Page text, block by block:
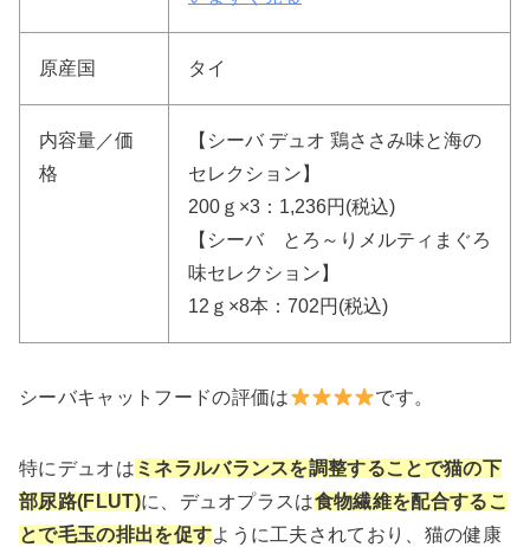
原産国 タイ
内容量／価
格
【シーバ デュオ 鶏ささみ味と海の
セレクション】
200ｇ×3：1,236円(税込)
【シーバ とろ～りメルティまぐろ
味セレクション】
12ｇ×8本：702円(税込)
シーバキャットフードの評価は です。
特にデュオは ミネラルバランスを調整することで猫の下
部尿路(FLUT)に、デュオプラスは食物繊維を配合するこ
とで毛玉の排出を促すように工夫されており、猫の健康